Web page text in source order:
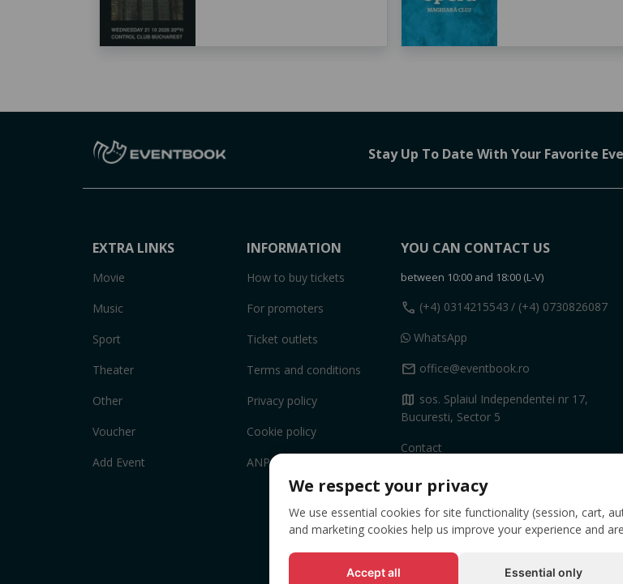
Stay Up To Date With Your Favorite
EXTRA LINKS
Movie
Music
Sport
Theater
Other
Voucher
Add Event
INFORMATION
How to buy tickets
For promoters
Ticket outlets
Terms and conditions
Privacy policy
Cookie policy
ANPC
YOU CAN CONTACT US
between 10:00 and 18:00 (L-V)
call (+4) 0314215543 / (+4) 0730826087
WhatsApp
mail office@eventbook.ro
map sos. Splaiul Independentei nr 17,
Bucuresti, Sector 5
Contact
We respect your privacy
We use essential cookies for site functionality (session, cart,
and marketing cookies help us improve your experience and
Accept all Essential only